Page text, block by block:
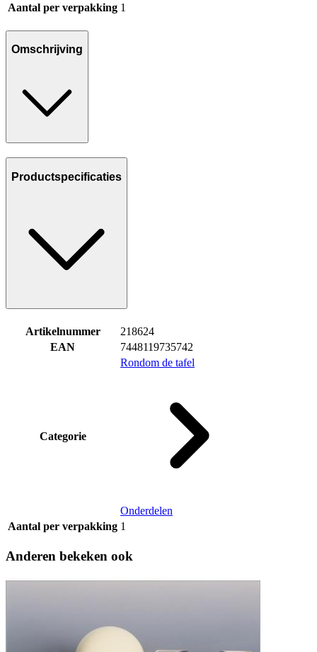
Aantal per verpakking 1
Omschrijving
Productspecificaties
Artikelnummer
218624
EAN
7448119735742
Categorie
Rondom de tafel
Onderdelen
Aantal per verpakking 1
Anderen bekeken ook